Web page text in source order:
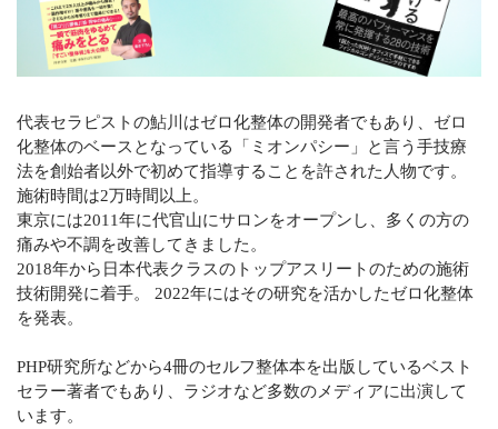
代表セラピストの鮎川はゼロ化整体の開発者でもあり、ゼロ
化整体のベースとなっている「ミオンパシー」と言う手技療
法を創始者以外で初めて指導することを許された人物です。
施術時間は2万時間以上。
東京には2011年に代官山にサロンをオープンし、多くの方の
痛みや不調を改善してきました。
2018年から日本代表クラスのトップアスリートのための施術
技術開発に着手。 2022年にはその研究を活かしたゼロ化整体
を発表。
PHP研究所などから4冊のセルフ整体本を出版しているベスト
セラー著者でもあり、ラジオなど多数のメディアに出演して
います。